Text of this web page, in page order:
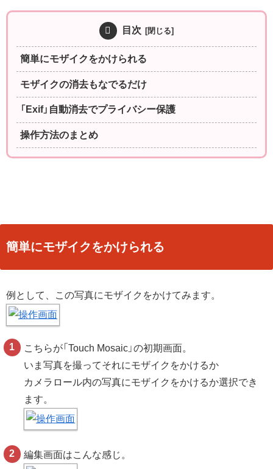
目次
簡単にモザイクをかけられる
モザイクの消去もなでるだけ
「Exif」自動消去でプライバシー保護
操作方法のまとめ
簡単にモザイクをかけられる
例として、この写真にモザイクをかけてみます。
こちらが「Touch Mosaic」の初期画面。
いま写真を撮ってそれにモザイクをかけるか
カメラロール内の写真にモザイクをかけるか選択でき
ます。
編集画面はこんな感じ。